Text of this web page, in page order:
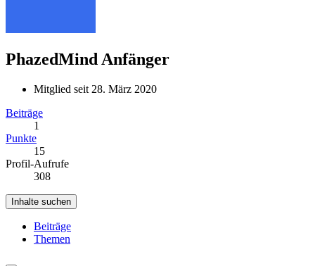
PhazedMind Anfänger
Mitglied seit 28. März 2020
Beiträge
1
Punkte
15
Profil-Aufrufe
308
Inhalte suchen
Beiträge
Themen